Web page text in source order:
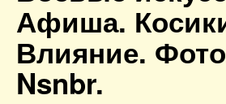
Афиша.
Влияние.
Nsnbr.